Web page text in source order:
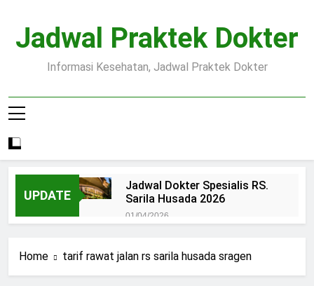
content
Jadwal Praktek Dokter
Informasi Kesehatan, Jadwal Praktek Dokter
UPDATE
Jadwal Dokter Spesialis RS.
Sarila Husada 2026
01/04/2026
15/07/2025
Pendaftaran Pasien BPJS
Home tarif rawat jalan rs sarila husada sragen